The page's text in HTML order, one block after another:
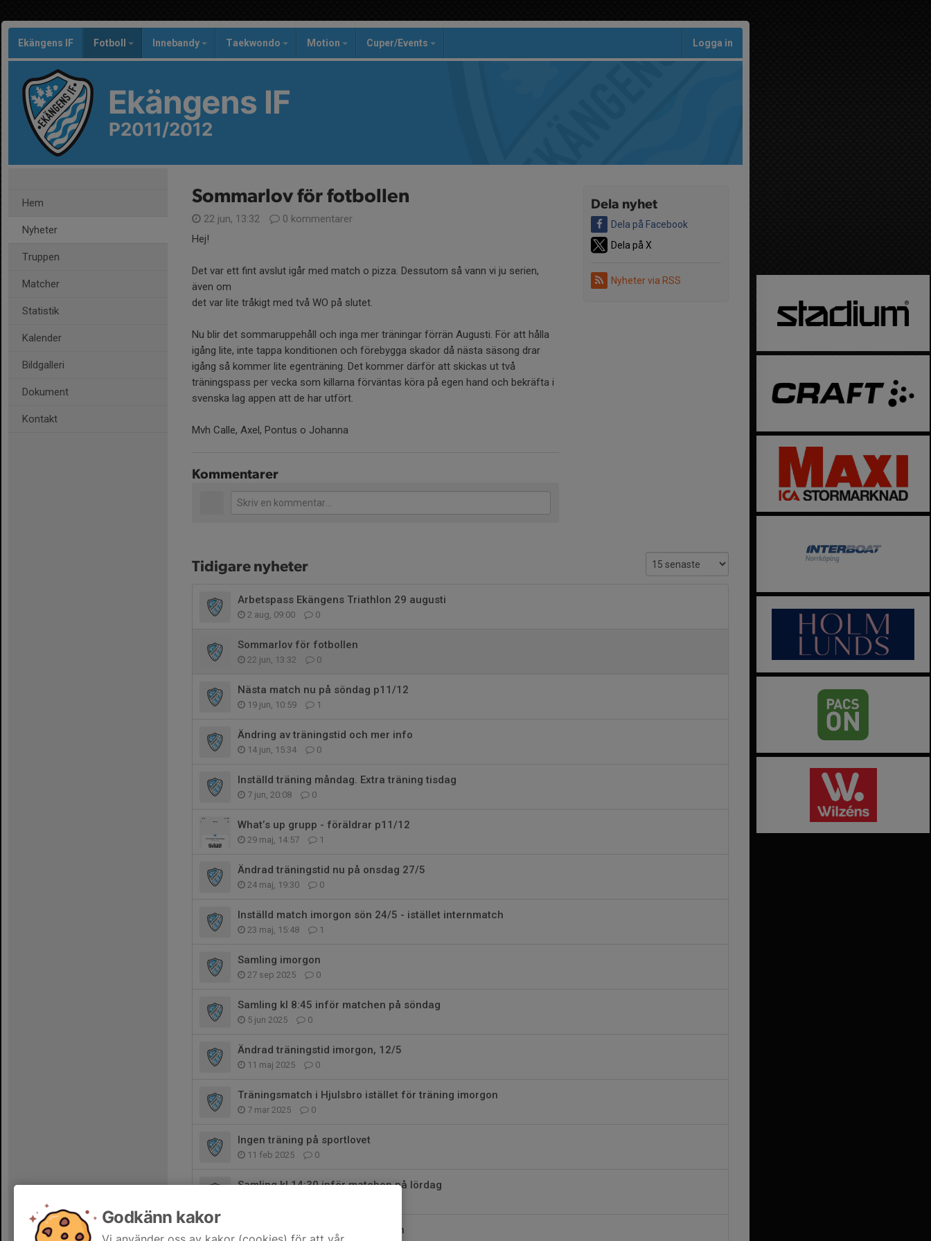
Ekängens IF Fotboll Innebandy Taekwondo Motion Cuper/Events Logga in
Ekängens IF
P2011/2012
Hem
Nyheter
Truppen
Matcher
Statistik
Kalender
Bildgalleri
Dokument
Kontakt
Dela nyhet
Dela på Facebook
Dela på X
Nyheter via RSS
Sommarlov för fotbollen
22 jun, 13:32
0 kommentarer
Hej!
Det var ett fint avslut igår med match o pizza. Dessutom så vann vi ju serien,
även om
det var lite tråkigt med två WO på slutet.
Nu blir det sommaruppehåll och inga mer träningar förrän Augusti. För att hålla
igång lite, inte tappa konditionen och förebygga skador då nästa säsong drar
igång så kommer lite egenträning. Det kommer därför att skickas ut två
träningspass per vecka som killarna förväntas köra på egen hand och bekräfta i
svenska lag appen att de har utfört.
Mvh Calle, Axel, Pontus o Johanna
Kommentarer
Tidigare nyheter
Arbetspass Ekängens Triathlon 29 augusti
2 aug, 09:00 0
Sommarlov för fotbollen
22 jun, 13:32 0
Nästa match nu på söndag p11/12
19 jun, 10:59 1
Ändring av träningstid och mer info
14 jun, 15:34 0
Inställd träning måndag. Extra träning tisdag
7 jun, 20:08 0
What’s up grupp - föräldrar p11/12
29 maj, 14:57 1
Ändrad träningstid nu på onsdag 27/5
24 maj, 19:30 0
Inställd match imorgon sön 24/5 - istället internmatch
23 maj, 15:48 1
Samling imorgon
27 sep 2025 0
Samling kl 8:45 inför matchen på söndag
5 jun 2025 0
Ändrad träningstid imorgon, 12/5
11 maj 2025 0
Träningsmatch i Hjulsbro istället för träning imorgon
7 mar 2025 0
Ingen träning på sportlovet
11 feb 2025 0
Samling kl 14:30 inför matchen på lördag
Lördagsträning flyttad till imorgon
Godkänn kakor